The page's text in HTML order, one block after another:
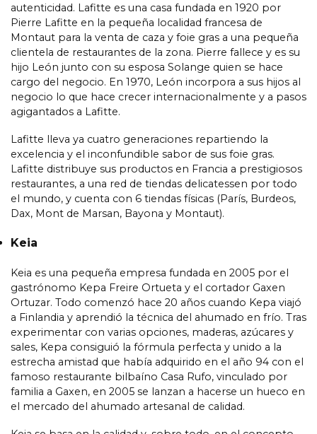
autenticidad. Lafitte es una casa fundada en 1920 por
Pierre Lafitte en la pequeña localidad francesa de
Montaut para la venta de caza y foie gras a una pequeña
clientela de restaurantes de la zona. Pierre fallece y es su
hijo León junto con su esposa Solange quien se hace
cargo del negocio. En 1970, León incorpora a sus hijos al
negocio lo que hace crecer internacionalmente y a pasos
agigantados a Lafitte.
Lafitte lleva ya cuatro generaciones repartiendo la
excelencia y el inconfundible sabor de sus foie gras.
Lafitte distribuye sus productos en Francia a prestigiosos
restaurantes, a una red de tiendas delicatessen por todo
el mundo, y cuenta con 6 tiendas físicas (París, Burdeos,
Dax, Mont de Marsan, Bayona y Montaut).
Keia
Keia es una pequeña empresa fundada en 2005 por el
gastrónomo Kepa Freire Ortueta y el cortador Gaxen
Ortuzar. Todo comenzó hace 20 años cuando Kepa viajó
a Finlandia y aprendió la técnica del ahumado en frío. Tras
experimentar con varias opciones, maderas, azúcares y
sales, Kepa consiguió la fórmula perfecta y unido a la
estrecha amistad que había adquirido en el año 94 con el
famoso restaurante bilbaíno Casa Rufo, vinculado por
familia a Gaxen, en 2005 se lanzan a hacerse un hueco en
el mercado del ahumado artesanal de calidad.